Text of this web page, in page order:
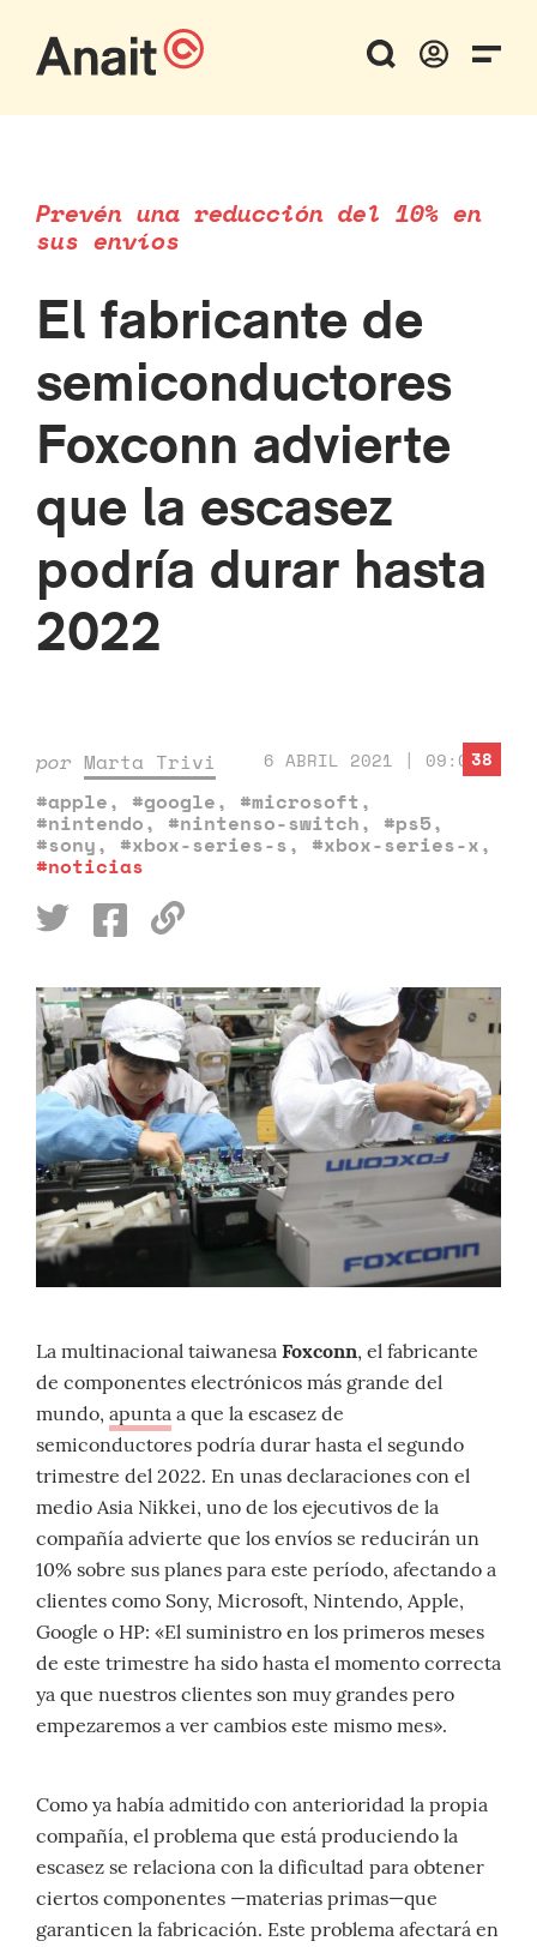
Prevén una reducción del 10% en
sus envíos
El fabricante de
semiconductores
Foxconn advierte
que la escasez
podría durar hasta
2022
por Marta Trivi 6 ABRIL 2021 | 09:00
#apple, #google, #microsoft,
#nintendo, #nintenso-switch, #ps5,
#sony, #xbox-series-s, #xbox-series-x,
#noticias
38
La multinacional taiwanesa Foxconn, el fabricante
de componentes electrónicos más grande del
mundo, apunta a que la escasez de
semiconductores podría durar hasta el segundo
trimestre del 2022. En unas declaraciones con el
medio Asia Nikkei, uno de los ejecutivos de la
compañía advierte que los envíos se reducirán un
10% sobre sus planes para este período, afectando a
clientes como Sony, Microsoft, Nintendo, Apple,
Google o HP: «El suministro en los primeros meses
de este trimestre ha sido hasta el momento correcta
ya que nuestros clientes son muy grandes pero
empezaremos a ver cambios este mismo mes».
Como ya había admitido con anterioridad la propia
compañía, el problema que está produciendo la
escasez se relaciona con la dificultad para obtener
ciertos componentes —materias primas—que
garanticen la fabricación. Este problema afectará en